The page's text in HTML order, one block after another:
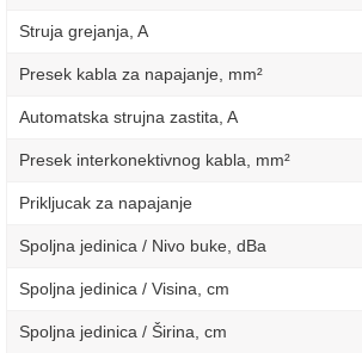
Struja grejanja, A
Presek kabla za napajanje, mm²
Automatska strujna zastita, A
Presek interkonektivnog kabla, mm²
Prikljucak za napajanje
Spoljna jedinica / Nivo buke, dBa
Spoljna jedinica / Visina, сm
Spoljna jedinica / Širina, сm